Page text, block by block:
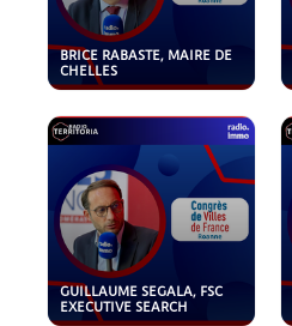
BRICE RABASTE, MAIRE DE
CHELLES
GUILLAUME SEGALA, FSC
EXECUTIVE SEARCH